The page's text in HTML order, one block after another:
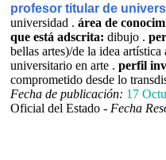
profesor titular de
universidad . área de
que está adscrita: dibujo .
bellas artes)/de la idea
universitario en arte . perfil
comprometido desde lo
Fecha de publicación: 17
Oficial del Estado - Fecha